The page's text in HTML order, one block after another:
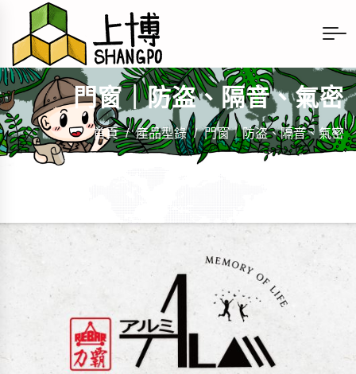
門窗｜防盗、隔音、氣密
首頁 / 產品型錄 / 門窗｜防盗、隔音、氣密